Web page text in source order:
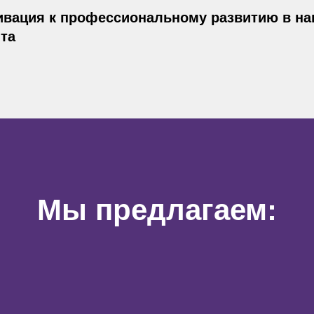
к профессиональному развитию в
Мы предлагаем: